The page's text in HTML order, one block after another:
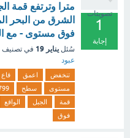
تصويتات
1
إجابة
مترا وترتفع قمة
فوق مستوى - مع
سُئل يناير 19 في تصنيف
عبود
تنخفض اعمق قاع
مستوى
سطح
قمة
الجبل الواقع
فوق